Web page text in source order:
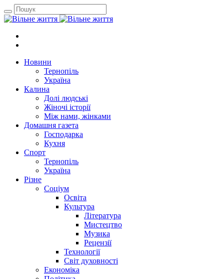
Новини
Тернопіль
Україна
Калина
Долі людські
Жіночі історії
Між нами, жінками
Домашня газета
Господарка
Кухня
Спорт
Тернопіль
Україна
Різне
Соціум
Освіта
Культура
Література
Мистецтво
Музика
Рецензії
Технології
Світ духовності
Економіка